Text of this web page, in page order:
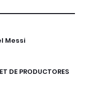
Messi
DE PRODUCTORES